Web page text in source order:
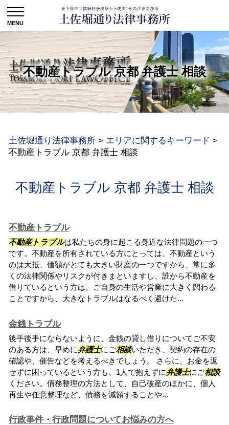
不動産トラブル 京都 弁護士 相談
土佐堀通り法律事務所 > エリアに関するキーワード >
不動産トラブル 京都 弁護士 相談
不動産トラブル 京都 弁護士 相談
不動産トラブル
不動産トラブルは私たちの身に起こる身近な法律問題の一つ
です。不動産を所有されている方にとっては、不動産という
のは大抵、価額がとても大きい財産の一つですから、常に多
くの法律関係やリスクが付きまといますし、誰から不動産を
借りているという方は、ご自身の生活や営業に大きく関わる
ことですから、大きなトラブルはなるべく避けた...
金銭トラブル
後手後手にならないように、金銭の貸し借りについてご不安
のある方は、早めに弁護士にご相談いただき、契約の存在の
確認や、催告などを考えるべきでしょう。 さらに、お金を返
せずに困っているという方も、1人で抱えずに弁護士にご相談
ください。債務整理の方法として、自己破産のほかに、個人
再生や任意整理など、債務を減額することや...
行政事件・行政問題についてお悩みの方へ